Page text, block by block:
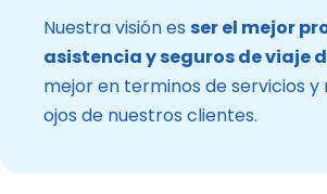
Nuestra visión es ser el mejor
asistencia y seguros de viaje
mejor en terminos de servicios y
ojos de nuestros clientes.